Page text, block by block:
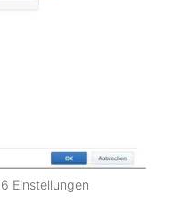
Einstellungen